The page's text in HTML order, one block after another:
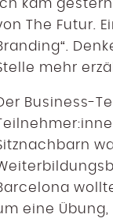
Ich kam
The Futur.
mehr
Business-
eine